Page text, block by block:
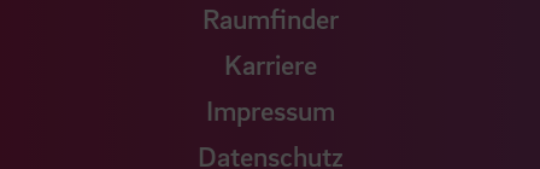
Raumfinder
Karriere
Impressum
Datenschutz